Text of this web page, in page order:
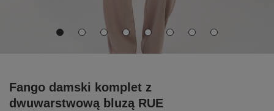
Fango damski komplet z
dwuwarstwową bluzą RUE